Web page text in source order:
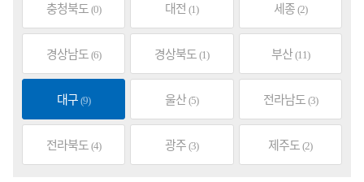
충청북도 (0) 대전 (1) 세종 (2)
경상남도 (6) 경상북도 (1) 부산 (11)
대구 (9) 울산 (5) 전라남도 (3)
전라북도 (4) 광주 (3) 제주도 (2)